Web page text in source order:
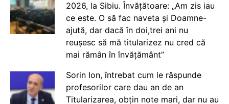
2026, la Sibiu. Învățătoare: „Am zis iau
ce este. O să fac naveta și Doamne-
ajută, dar dacă în doi,trei ani nu
reușesc să mă titularizez nu cred că
mai rămân în învățământ”
Sorin Ion, întrebat cum le răspunde
profesorilor care dau an de an
Titularizarea, obțin note mari, dar nu au